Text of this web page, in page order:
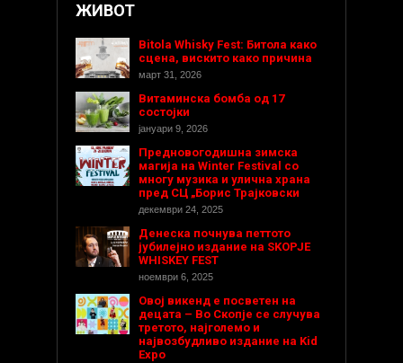
ЖИВОТ
Bitola Whisky Fest: Битола како
сцена, вискито како причина
март 31, 2026
Витаминска бомба од 17
состојки
јануари 9, 2026
Предновогодишнa зимска
магија на Winter Festival со
многу музика и улична храна
пред СЦ „Борис Трајковски
декември 24, 2025
Денеска почнува петтото
јубилејно издание на SKOPJE
WHISKEY FEST
ноември 6, 2025
Овој викенд е посветен на
децата – Во Скопје се случува
третото, најголемо и
највозбудливо издание на Kid
Expo